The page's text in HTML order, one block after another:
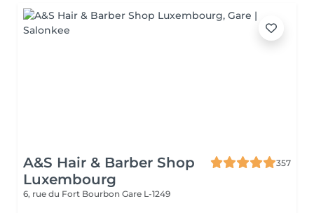
A&S Hair & Barber Shop
Luxembourg
357
6, rue du Fort Bourbon Gare L-1249